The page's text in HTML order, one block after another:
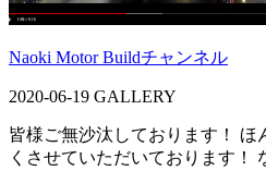
Naoki Motor Buildチャンネル
2020-06-19 GALLERY
皆様ご無沙汰しております！ ほ
くさせていただいております